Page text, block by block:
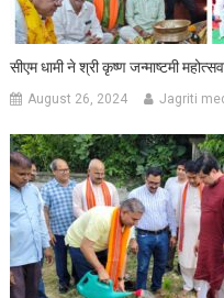
सीएम धामी ने श्री कृष्ण जन्माष्टमी
August 26, 2024 Jagriti